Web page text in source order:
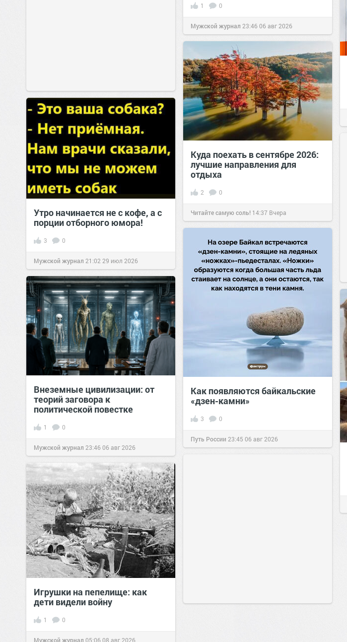
1 0
Мужской журнал 23:4606 авг 2026
Куда поехать в сентябре 2026:
лучшие направления для
отдыха
2 0
Читайте самую соль! 14:37 Вчера
Утро начинается не с кофе, а с
порции отборного юмора!
3 0
Мужской журнал 21:02 29 июл 2026
Как появляются байкальские
«дзен-камни»
3 0
Путь России 23:45 06 авг 2026
Внеземные цивилизации: от
теорий заговора к
политической повестке
1 0
Мужской журнал 23:4606 авг 2026
Игрушки на пепелище: как
дети видели войну
1 0
Мужской журнал 05:0608 авг 2026